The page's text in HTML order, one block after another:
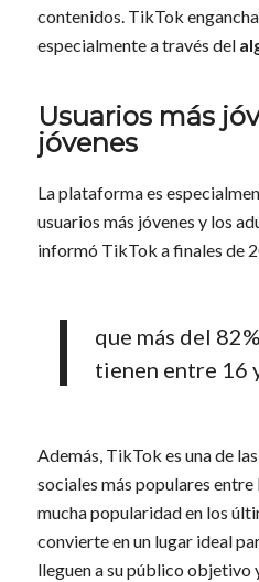
contenidos. TikTok
especialmente a través del
Usuarios más
jóvenes
La plataforma es
usuarios más jóvenes y los
informó TikTok a finales de
que más del
tienen entre 16
Además, TikTok es una de
sociales más populares entre
mucha popularidad en los
convierte en un lugar ideal
lleguen a su público objetivo